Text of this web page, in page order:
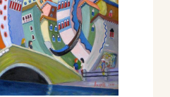
di Sotto, organizzato dal
di Castelnovo di
on line in una galleria
dicembre.